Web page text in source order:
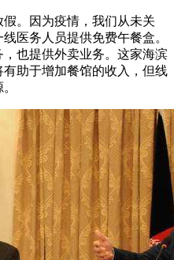
。因为疫情，我们从未关
医务人员提供免费午餐盒。
也提供外卖业务。这家海滨
助于增加餐馆的收入，但线